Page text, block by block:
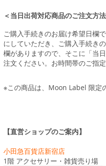
＜当日出荷対応商品のご注文方
ご購入手続きのお届け希望日欄
にしていただき、ご購入手続き
欄がありますので、そこに「当
注文ください。お時間帯のご指定
※この商品は、Moon Label 限定
【直営ショップのご案内】
小田急百貨店新宿店
1階 アクセサリー・雑貨売り場